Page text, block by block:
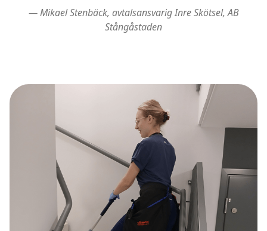
— Mikael Stenbäck, avtalsansvarig Inre Skötsel, AB
Stångåstaden